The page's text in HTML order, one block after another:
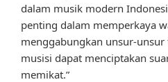
dalam musik modern
penting dalam memperkaya
menggabungkan unsur-
musisi dapat menciptakan
memikat.”